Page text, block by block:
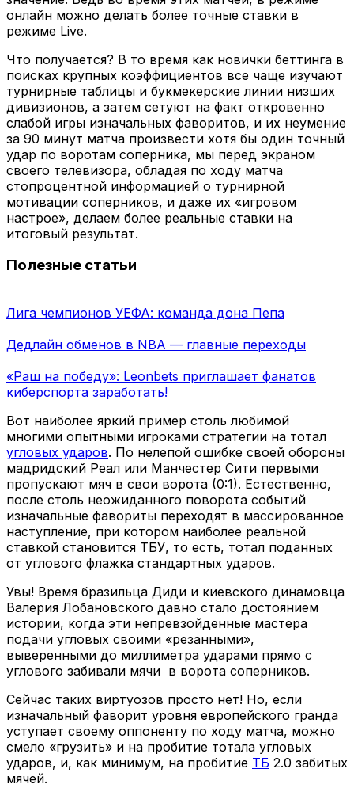
онлайн можно делать более точные ставки в
режиме Live.
Что получается? В то время как новички беттинга в
поисках крупных коэффициентов все чаще изучают
турнирные таблицы и букмекерские линии низших
дивизионов, а затем сетуют на факт откровенно
слабой игры изначальных фаворитов, и их неумение
за 90 минут матча произвести хотя бы один точный
удар по воротам соперника, мы перед экраном
своего телевизора, обладая по ходу матча
стопроцентной информацией о турнирной
мотивации соперников, и даже их «игровом
настрое», делаем более реальные ставки на
итоговый результат.
Полезные статьи
Лига чемпионов УЕФА: команда дона Пепа
Дедлайн обменов в NBA — главные переходы
«Раш на победу»: Leonbets приглашает фанатов
киберспорта заработать!
Вот наиболее яркий пример столь любимой
многими опытными игроками стратегии на тотал
угловых ударов. По нелепой ошибке своей обороны
мадридский Реал или Манчестер Сити первыми
пропускают мяч в свои ворота (0:1). Естественно,
после столь неожиданного поворота событий
изначальные фавориты переходят в массированное
наступление, при котором наиболее реальной
ставкой становится ТБУ, то есть, тотал поданных
от углового флажка стандартных ударов.
Увы! Время бразильца Диди и киевского динамовца
Валерия Лобановского давно стало достоянием
истории, когда эти непревзойденные мастера
подачи угловых своими «резанными»,
выверенными до миллиметра ударами прямо с
углового забивали мячи в ворота соперников.
Сейчас таких виртуозов просто нет! Но, если
изначальный фаворит уровня европейского гранда
уступает своему оппоненту по ходу матча, можно
смело «грузить» и на пробитие тотала угловых
ударов, и, как минимум, на пробитие ТБ 2.0 забитых
мячей.